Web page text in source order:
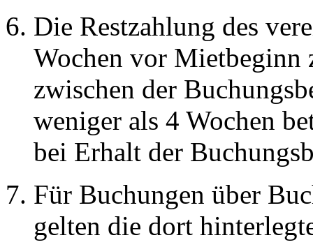
Die Restzahlung des
Wochen vor Mietbeginn
zwischen der
weniger als 4 Wochen
bei Erhalt der
Für Buchungen über
gelten die dort